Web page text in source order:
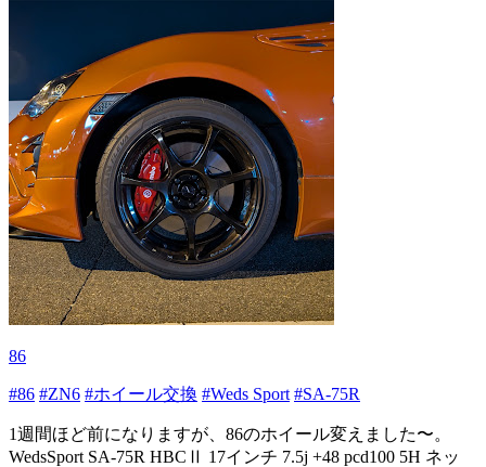
86
#86 #ZN6 #ホイール交換 #Weds Sport #SA-75R
1週間ほど前になりますが、86のホイール変えました〜。
WedsSport SA-75R HBCⅡ 17インチ 7.5j +48 pcd100 5H ネッ